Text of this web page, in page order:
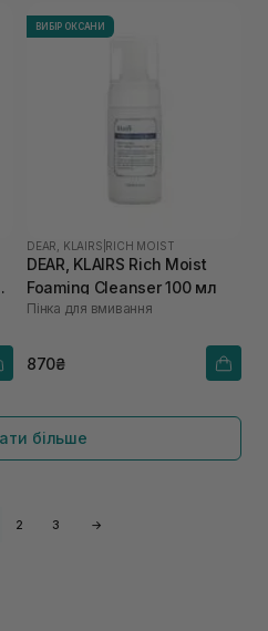
ВИБІР ОКСАНИ
DEAR, KLAIRS RICH MOIST
DEAR, KLAIRS Rich Moist
Foaming Cleanser 100 мл
Пінка для вмивання
870₴
більше
2 3 →